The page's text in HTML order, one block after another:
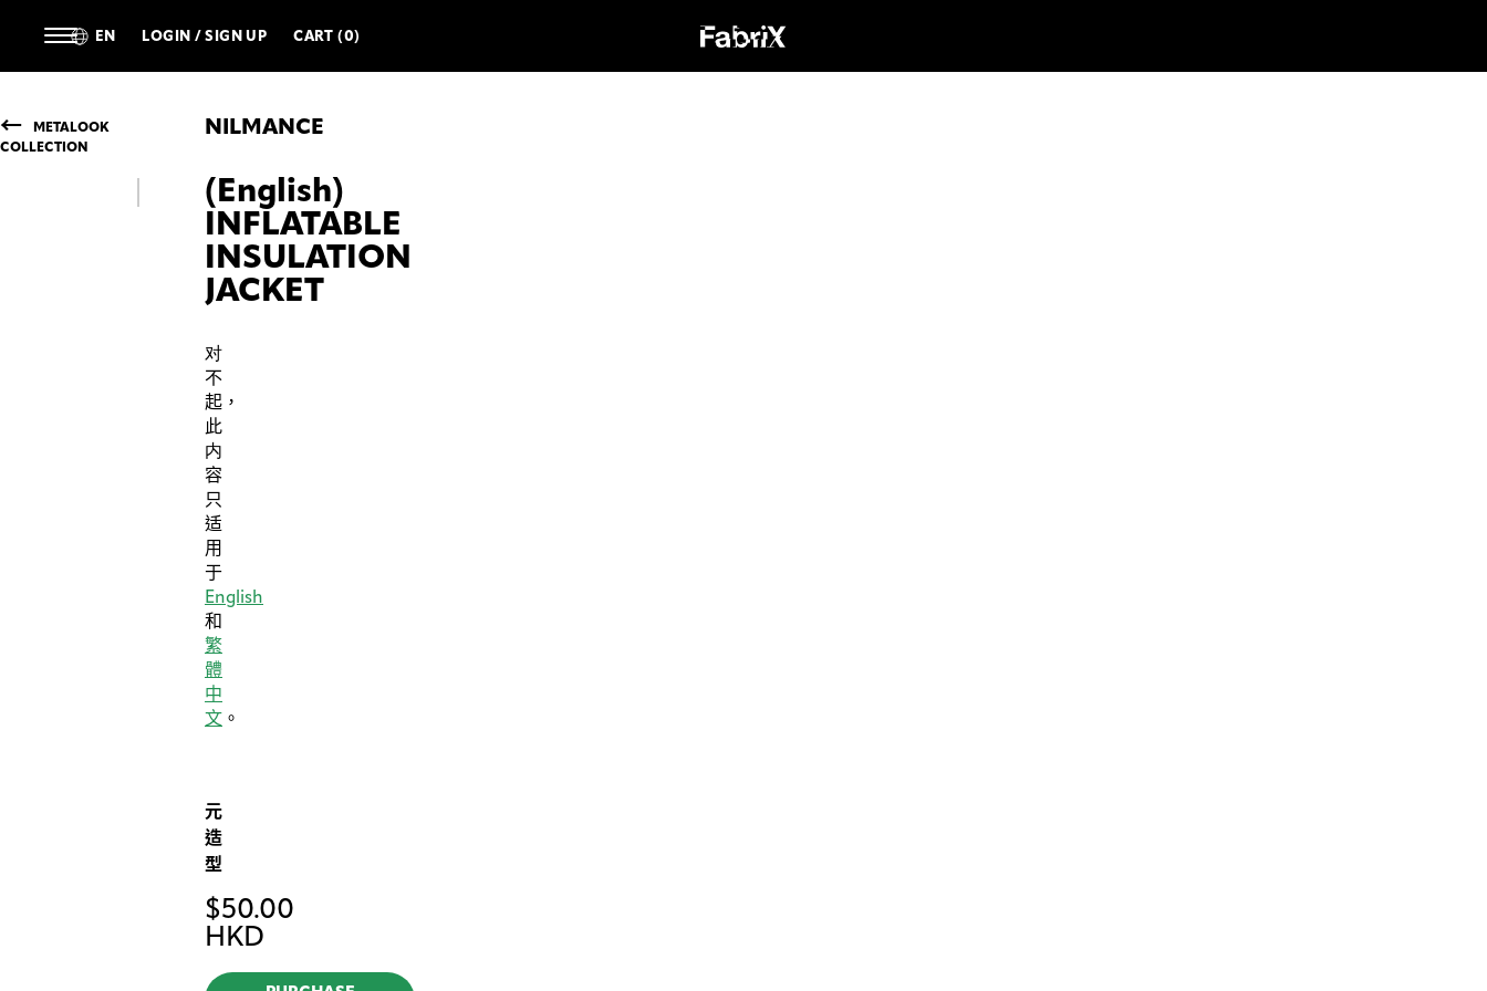
EN LOGIN / SIGN UP CART (0)
METALOOK
COLLECTION
NILMANCE
(English)
INFLATABLE
INSULATION
JACKET
对
不
起，
此
内
容
只
适
用
于
English
和
繁
體
中
文 。
元
造
型
$50.00
HKD